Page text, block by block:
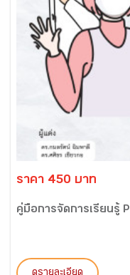
ราคา 450 บาท
คู่มือการจัดการเรียนรู้